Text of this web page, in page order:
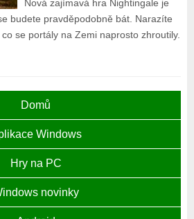
Nová zajímavá hra Nightingale je
budete pravděpodobně bát. Narazíte
se portály na Zemi naprosto zhroutily.
Domů
Windows
Hry na PC
novinky